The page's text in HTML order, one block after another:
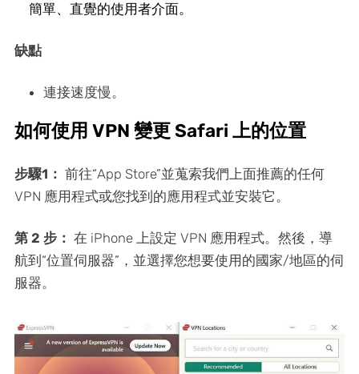
簡單、直覺的使用者介面。
缺點
連接速度慢。
如何使用 VPN 變更 Safari 上的位置
步驟1： 前往“App Store”並蒐索我們上面推薦的任何
VPN 應用程式或您找到的應用程式並安裝它。
第 2 步： 在 iPhone 上設定 VPN 應用程式。然後，導
航到“位置伺服器”，並選擇您想要使用的國家/地區的伺
服器。